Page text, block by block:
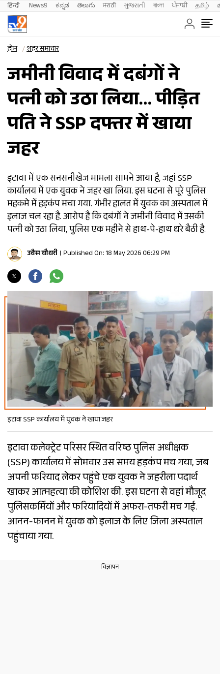
हिन्दी News9 ಕನ್ನಡ తెలుగు मराठी ગુજરાતી বাংলা ਪੰਜਾਬੀ தமிழ்
होम शहर समाचार
जमीनी विवाद में दबंगों ने
पत्नी को उठा लिया… पीड़ित
पति ने SSP दफ्तर में खाया
जहर
इटावा में एक सनसनीखेज मामला सामने आया है, जहां SSP
कार्यालय में एक युवक ने जहर खा लिया. इस घटना से पूरे पुलिस
महकमे में हड़कंप मचा गया. गंभीर हालत में युवक का अस्पताल में
इलाज चल रहा है. आरोप है कि दबंगों ने जमीनी विवाद में उसकी
पत्नी को उठा लिया, पुलिस एक महीने से हाथ-पे-हाथ धरे बैठी है.
उवैस चौधरी Published On: 18 May 2026 06:29 PM
इटावा SSP कार्यालय में युवक ने खाया जहर
इटावा कलेक्ट्रेट परिसर स्थित वरिष्ठ पुलिस अधीक्षक
(SSP) कार्यालय में सोमवार उस समय हड़कंप मच गया, जब
अपनी फरियाद लेकर पहुंचे एक युवक ने जहरीला पदार्थ
खाकर आत्महत्या की कोशिश की. इस घटना से वहां मौजूद
पुलिसकर्मियों और फरियादियों में अफरा-तफरी मच गई.
आनन-फानन में युवक को इलाज के लिए जिला अस्पताल
पहुंचाया गया.